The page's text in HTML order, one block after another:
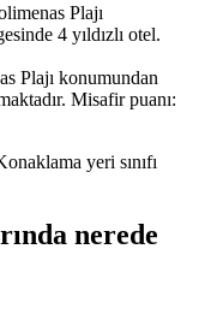
Plajı
4 yıldızlı otel.
Plajı konumundan
Misafir puanı:
yeri sınıfı
nerede